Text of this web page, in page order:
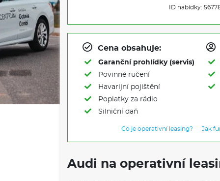
ID nabídky:
Cena obsahuje:
Garanční prohlídky (servis)
Povinné ručení
Havarijní pojištění
Poplatky za rádio
Silniční daň
Co je operativní leasing? Jak
Audi na operativní